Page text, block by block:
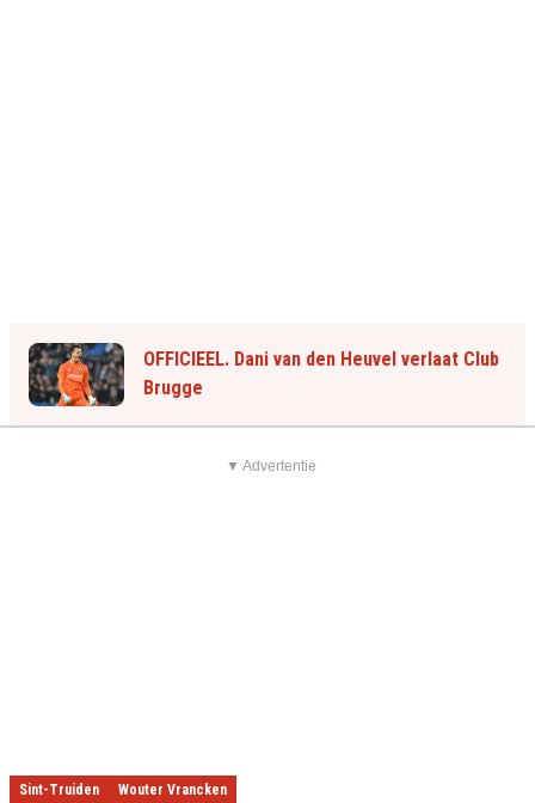
OFFICIEEL. Dani van den Heuvel verlaat Club
Brugge
▼ Advertentie
Sint-Truiden Wouter Vrancken